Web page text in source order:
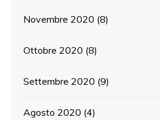
Novembre 2020 (8)
Ottobre 2020 (8)
Settembre 2020 (9)
Agosto 2020 (4)